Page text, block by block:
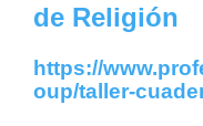
de Religión
https://
oup/taller-